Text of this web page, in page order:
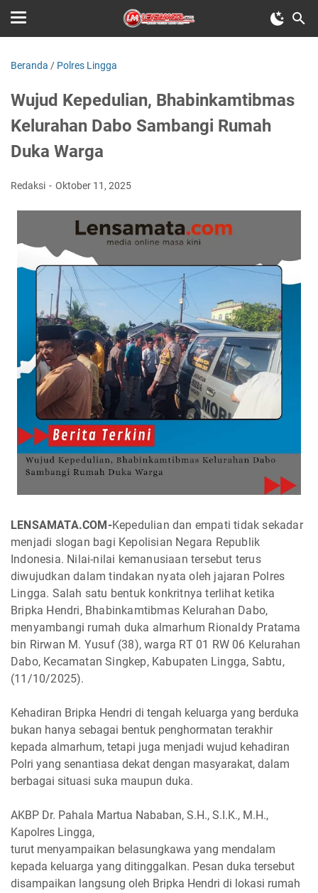
Beranda / Polres Lingga
Wujud Kepedulian, Bhabinkamtibmas
Kelurahan Dabo Sambangi Rumah
Duka Warga
Redaksi Oktober 11, 2025
LENSAMATA.COM-Kepedulian dan empati tidak sekadar
menjadi slogan bagi Kepolisian Negara Republik
Indonesia. Nilai-nilai kemanusiaan tersebut terus
diwujudkan dalam tindakan nyata oleh jajaran Polres
Lingga. Salah satu bentuk konkritnya terlihat ketika
Bripka Hendri, Bhabinkamtibmas Kelurahan Dabo,
menyambangi rumah duka almarhum Rionaldy Pratama
bin Rirwan M. Yusuf (38), warga RT 01 RW 06 Kelurahan
Dabo, Kecamatan Singkep, Kabupaten Lingga, Sabtu,
(11/10/2025).
Kehadiran Bripka Hendri di tengah keluarga yang berduka
bukan hanya sebagai bentuk penghormatan terakhir
kepada almarhum, tetapi juga menjadi wujud kehadiran
Polri yang senantiasa dekat dengan masyarakat, dalam
berbagai situasi suka maupun duka.
AKBP Dr. Pahala Martua Nababan, S.H., S.I.K., M.H.,
Kapolres Lingga,
turut menyampaikan belasungkawa yang mendalam
kepada keluarga yang ditinggalkan. Pesan duka tersebut
disampaikan langsung oleh Bripka Hendri di lokasi rumah